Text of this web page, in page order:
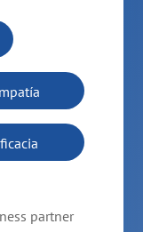
partner